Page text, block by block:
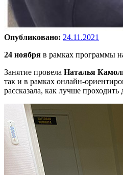
Опубликовано: 24.11.2021
24 ноября в рамках программы
Занятие провела Наталья
так и в рамках онлайн-
рассказала, как лучше